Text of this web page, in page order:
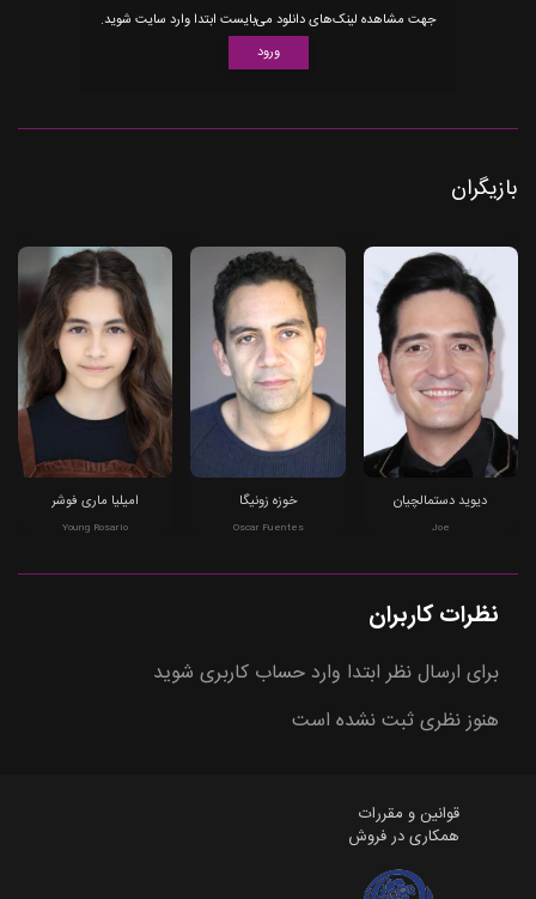
جهت مشاهده لینک‌های دانلود می‌بایست ابتدا وارد سایت شوید.
ورود
بازیگران
دیوید دستمالچیان
Joe
خوزه زونیگا
Oscar Fuentes
امیلیا ماری فوشر
Young Rosario
نظرات کاربران
برای ارسال نظر ابتدا وارد حساب کاربری شوید
هنوز نظری ثبت نشده است
قوانین و مقررات
همکاری در فروش